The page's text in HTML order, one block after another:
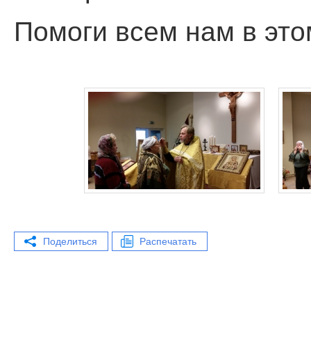
Помоги всем нам в
Поделиться Распечатать